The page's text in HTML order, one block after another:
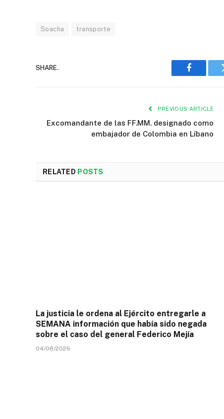
Soacha transporte
SHARE.
Facebook
PREVIOUS ARTICLE
Excomandante de las FF.MM. designado como
embajador de Colombia en Líbano
RELATED POSTS
La justicia le ordena al Ejército entregarle a
SEMANA información que había sido negada
sobre el caso del general Federico Mejía
04/08/2026